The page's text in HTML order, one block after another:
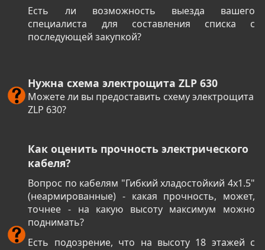
Есть ли возможность выезда вашего
специалиста для составления списка с
последующей закупкой?
Нужна схема электрощита ZLP 630
Можете ли вы предоставить схему электрощита
ZLP 630?
Как оценить прочность электрического
кабеля?
Вопрос по кабелям "Гибкий хладостойкий 4х1.5"
(неармированные) - какая прочность, может,
точнее - на какую высоту максимум можно
поднимать?
Есть подозрение, что на высоту 18 этажей с